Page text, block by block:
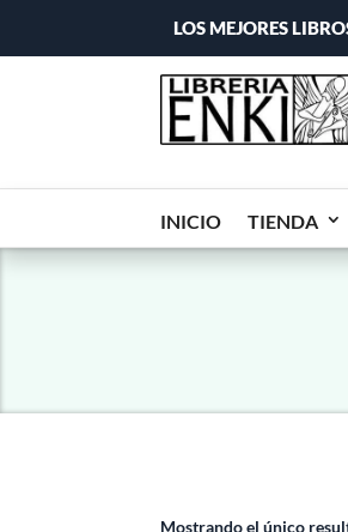
LOS MEJORES
INICIO TIENDA
Mostrando el único